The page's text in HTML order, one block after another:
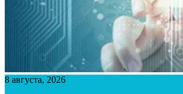
8 августа, 2026